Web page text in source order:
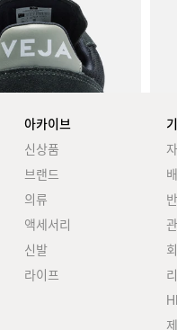
아카이브
신상품
브랜드
의류
액세서리
신발
라이프